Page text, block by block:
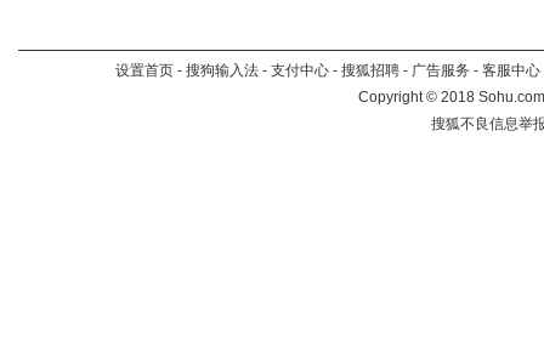
设置首页 - 搜狗输入法 - 支付中心 - 搜狐招聘 - 广告服务 - 客服中心
Copyright©2018
搜狐不良信息举